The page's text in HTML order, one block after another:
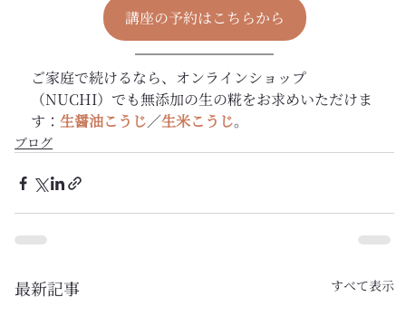
講座の予約はこちらから
ご家庭で続けるなら、オンラインショップ
（NUCHI）でも無添加の生の糀をお求めいただけま
す：生醤油こうじ／生米こうじ。
ブログ
最新記事 すべて表示